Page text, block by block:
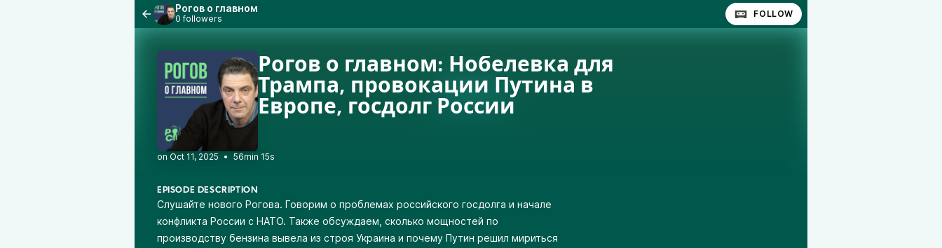
Рогов о главном
0 followers FOLLOW
Рогов о главном: Нобелевка для
Трампа, провокации Путина в
Европе, госдолг России
• 56min 15s
EPISODE DESCRIPTION
Слушайте нового Рогова. Говорим о проблемах российского госдолга и начале
конфликта России с НАТО. Также обсуждаем, сколько мощностей по
производству бензина вывела из строя Украина и почему Путин решил мириться